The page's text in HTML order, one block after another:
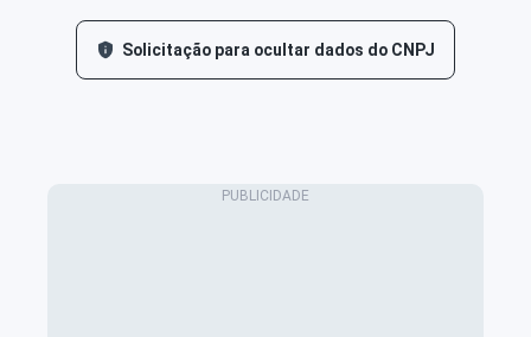
Solicitação para ocultar dados do CNPJ